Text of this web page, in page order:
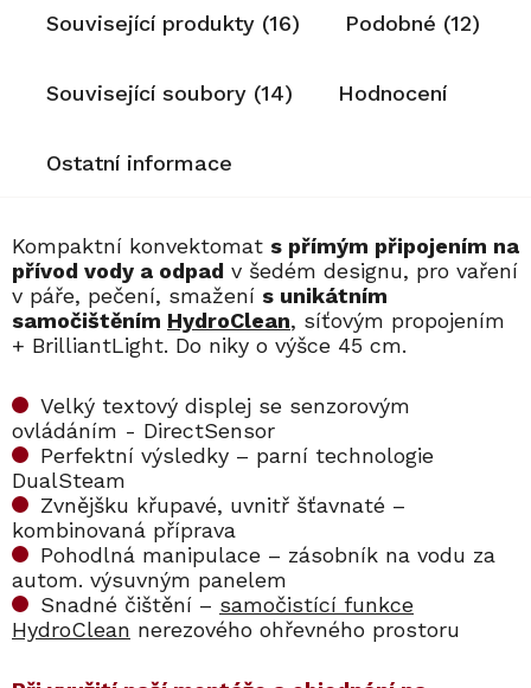
Související produkty (16) Podobné (12)
Související soubory (14) Hodnocení
Ostatní informace
Kompaktní konvektomat s přímým připojením na
přívod vody a odpad v šedém designu, pro vaření
v páře, pečení, smažení s unikátním
samočištěním HydroClean, síťovým propojením
+ BrilliantLight. Do niky o výšce 45 cm.
Velký textový displej se senzorovým
ovládáním - DirectSensor
Perfektní výsledky – parní technologie
DualSteam
Zvnějšku křupavé, uvnitř šťavnaté –
kombinovaná příprava
Pohodlná manipulace – zásobník na vodu za
autom. výsuvným panelem
Snadné čištění – samočistící funkce
HydroClean nerezového ohřevného prostoru